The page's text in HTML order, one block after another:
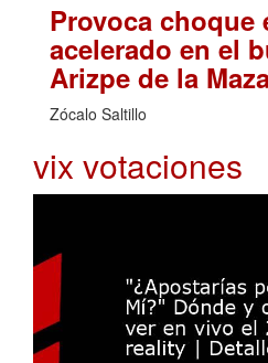
Provoca choque
acelerado en el
Arizpe de la
Zócalo Saltillo
vix votaciones